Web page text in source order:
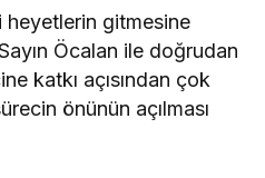
heyetlerin gitmesine
Öcalan ile doğrudan
katkı açısından çok
önünün açılması